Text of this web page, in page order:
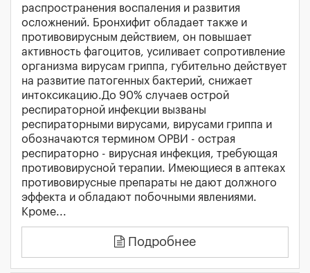
распространения воспаления и развития
осложнений. Бронхифит обладает также и
противовирусным действием, он повышает
активность фагоцитов, усиливает сопротивление
организма вирусам гриппа, губительно действует
на развитие патогенных бактерий, снижает
интоксикацию.До 90% случаев острой
респираторной инфекции вызваны
респираторными вирусами, вирусами гриппа и
обозначаются термином ОРВИ - острая
респираторно - вирусная инфекция, требующая
противовирусной терапии. Имеющиеся в аптеках
противовирусные препараты не дают должного
эффекта и обладают побочными явлениями.
Кроме...
Подробнее